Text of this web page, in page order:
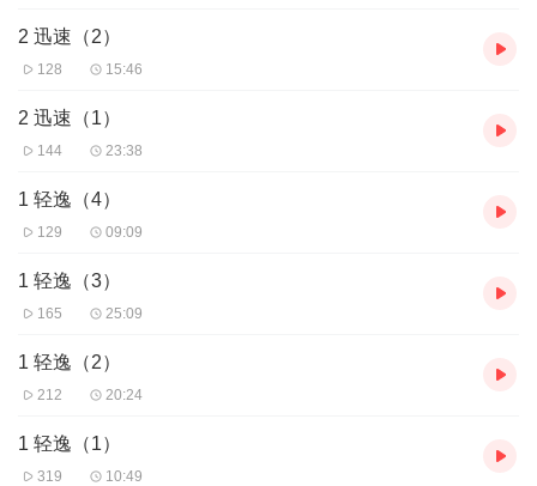
2 迅速（2）
128 15:46
2 迅速（1）
144 23:38
1 轻逸（4）
129 09:09
1 轻逸（3）
165 25:09
1 轻逸（2）
212 20:24
1 轻逸（1）
319 10:49